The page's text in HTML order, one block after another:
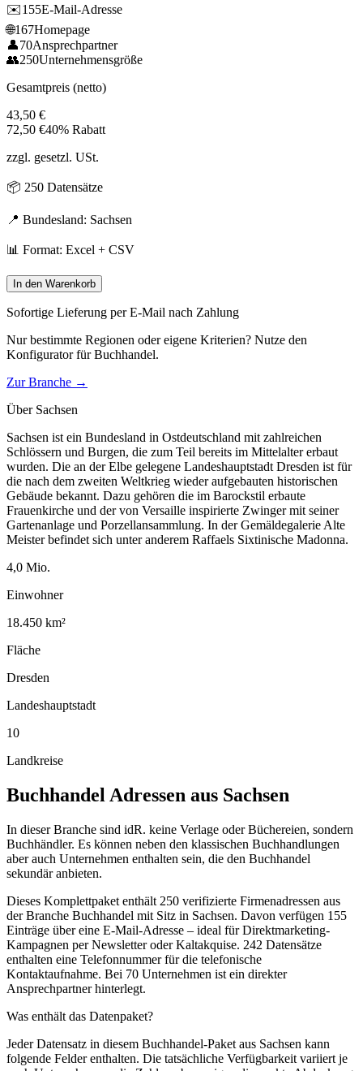
✉️155E-Mail-Adresse
🌐167Homepage
👤70Ansprechpartner
👥250Unternehmensgröße
Gesamtpreis (netto)
43,50 €
72,50 €40% Rabatt
zzgl. gesetzl. USt.
📦 250 Datensätze
📍 Bundesland: Sachsen
📊 Format: Excel + CSV
In den Warenkorb
Sofortige Lieferung per E-Mail nach Zahlung
Nur bestimmte Regionen oder eigene Kriterien? Nutze den
Konfigurator fürBuchhandel.
Zur Branche →
Über Sachsen
Sachsen ist ein Bundesland in Ostdeutschland mit zahlreichen
Schlössern und Burgen, die zum Teil bereits im Mittelalter erbaut
wurden. Die an der Elbe gelegene Landeshauptstadt Dresden ist für
die nach dem zweiten Weltkrieg wieder aufgebauten historischen
Gebäude bekannt. Dazu gehören die im Barockstil erbaute
Frauenkirche und der von Versaille inspirierte Zwinger mit seiner
Gartenanlage und Porzellansammlung. In der Gemäldegalerie Alte
Meister befindet sich unter anderem Raffaels Sixtinische Madonna.
4,0 Mio.
Einwohner
18.450 km²
Fläche
Dresden
Landeshauptstadt
10
Landkreise
Buchhandel Adressen aus Sachsen
In dieser Branche sind idR. keine Verlage oder Büchereien, sondern
Buchhändler. Es können neben den klassischen Buchhandlungen
aber auch Unternehmen enthalten sein, die den Buchhandel
sekundär anbieten.
Dieses Komplettpaket enthält 250 verifizierte Firmenadressen aus
der Branche Buchhandel mit Sitz in Sachsen. Davon verfügen 155
Einträge über eine E-Mail-Adresse – ideal für Direktmarketing-
Kampagnen per Newsletter oder Kaltakquise. 242 Datensätze
enthalten eine Telefonnummer für die telefonische
Kontaktaufnahme. Bei 70 Unternehmen ist ein direkter
Ansprechpartner hinterlegt.
Was enthält das Datenpaket?
Jeder Datensatz in diesem Buchhandel-Paket aus Sachsen kann
folgende Felder enthalten. Die tatsächliche Verfügbarkeit variiert je